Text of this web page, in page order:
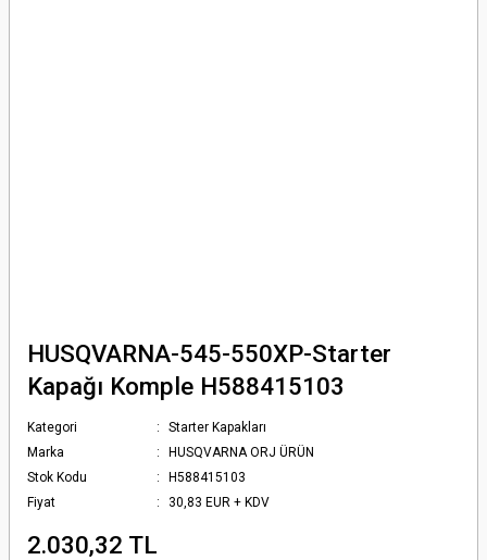
HUSQVARNA-545-550XP-Starter
Kapağı Komple H588415103
Kategori
Starter Kapakları
Marka
HUSQVARNA ORJ ÜRÜN
Stok Kodu
H588415103
Fiyat
30,83 EUR + KDV
2.030,32 TL